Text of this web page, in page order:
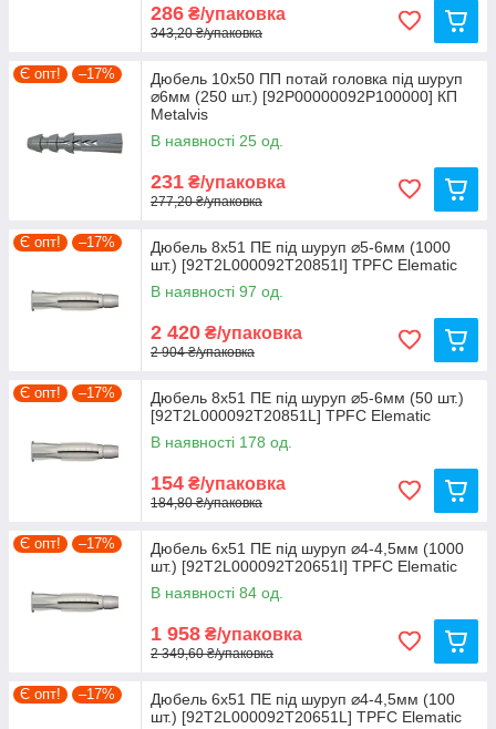
286 ₴/упаковка
343,20 ₴/упаковка
Є опт! –17%
Дюбель 10х50 ПП потай головка під шуруп
⌀6мм (250 шт.) [92P00000092P100000] КП
Metalvis
В наявності 25 од.
231 ₴/упаковка
277,20 ₴/упаковка
Є опт! –17%
Дюбель 8х51 ПЕ під шуруп ⌀5-6мм (1000
шт.) [92T2L000092T20851I] TPFC Elematic
В наявності 97 од.
2 420 ₴/упаковка
2 904 ₴/упаковка
Є опт! –17%
Дюбель 8х51 ПЕ під шуруп ⌀5-6мм (50 шт.)
[92T2L000092T20851L] TPFC Elematic
В наявності 178 од.
154 ₴/упаковка
184,80 ₴/упаковка
Є опт! –17%
Дюбель 6х51 ПЕ під шуруп ⌀4-4,5мм (1000
шт.) [92T2L000092T20651I] TPFC Elematic
В наявності 84 од.
1 958 ₴/упаковка
2 349,60 ₴/упаковка
Є опт! –17%
Дюбель 6х51 ПЕ під шуруп ⌀4-4,5мм (100
шт.) [92T2L000092T20651L] TPFC Elematic